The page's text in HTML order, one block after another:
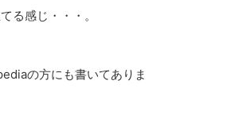
る感じ・・・。
の方にも書いてありま